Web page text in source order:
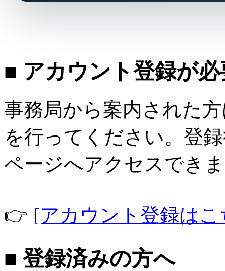
■ アカウント登録が
事務局から案内された
を行ってください。登
ページへアクセスでき
👉 [アカウント登録は
■ 登録済みの方へ